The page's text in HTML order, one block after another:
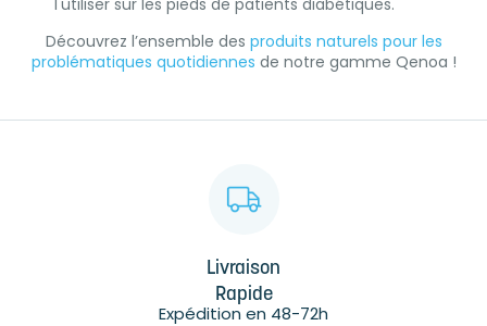
Découvrez l’ensemble des produits naturels pour les
problématiques quotidiennes de notre gamme Qenoa !
Livraison
Rapide
Expédition en 48-72h